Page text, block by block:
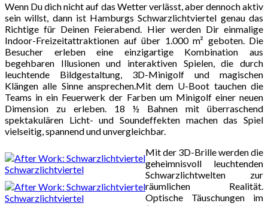
Wenn Du dich nicht auf das Wetter verlässt, aber dennoch aktiv
sein willst, dann ist Hamburgs Schwarzlichtviertel genau das
Richtige für Deinen Feierabend. Hier werden Dir einmalige
Indoor-Freizeitattraktionen auf über 1.000 m² geboten. Die
Besucher erleben eine einzigartige Kombination aus
begehbaren Illusionen und interaktiven Spielen, die durch
leuchtende Bildgestaltung, 3D-Minigolf und magischen
Klängen alle Sinne ansprechen.Mit dem U-Boot tauchen die
Teams in ein Feuerwerk der Farben um Minigolf einer neuen
Dimension zu erleben. 18 ½ Bahnen mit überraschend
spektakulären Licht- und Soundeffekten machen das Spiel
vielseitig, spannend und unvergleichbar.
Schwarzlichtviertel
Schwarzlichtviertel
Mit der 3D-Brille werden die
geheimnisvoll leuchtenden
Schwarzlichtwelten zur
räumlichen Realität.
Optische Täuschungen im